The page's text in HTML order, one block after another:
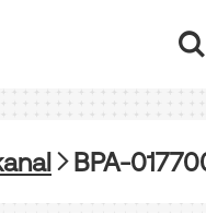
BPA-